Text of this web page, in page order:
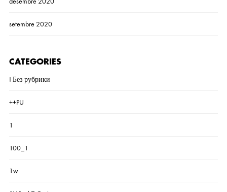
setembre 2020
CATEGORIES
! Без рубрики
++PU
1
100_1
1w